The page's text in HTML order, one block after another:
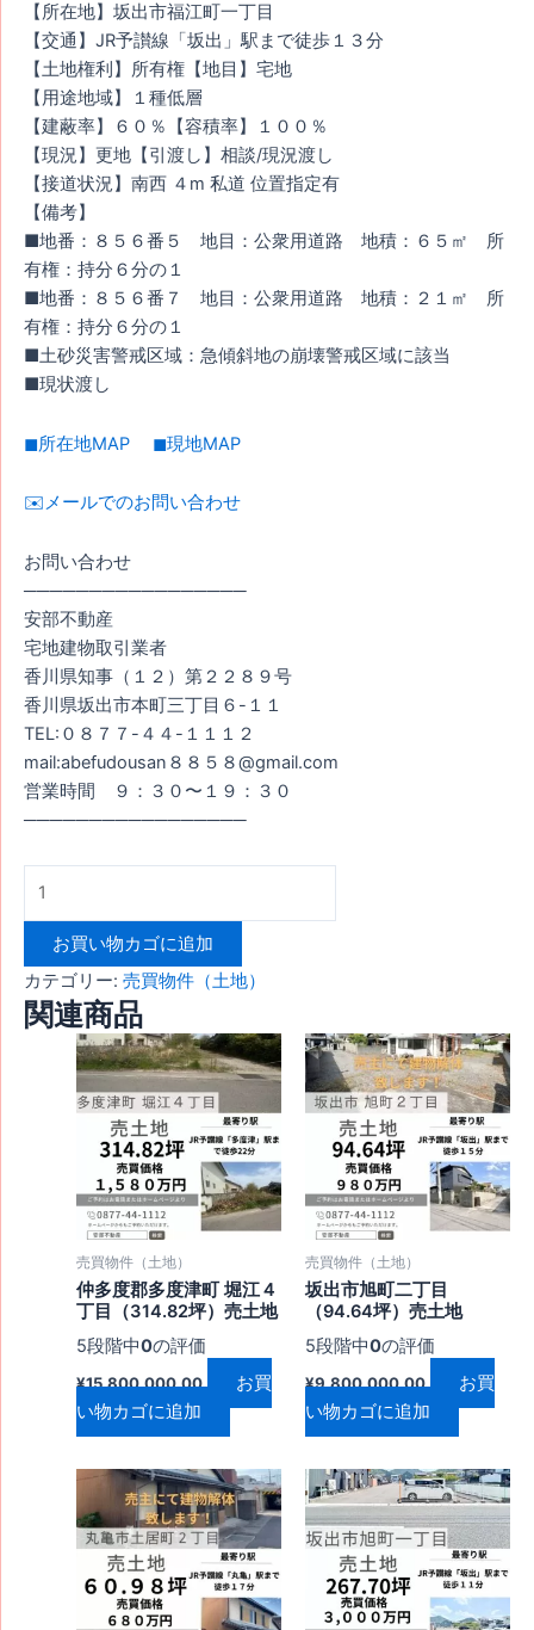
【所在地】坂出市福江町一丁目
【交通】JR予讃線「坂出」駅まで徒歩１３分
【土地権利】所有権【地目】宅地
【用途地域】１種低層
【建蔽率】６０％【容積率】１００％
【現況】更地【引渡し】相談/現況渡し
【接道状況】南西 ４m 私道 位置指定有
【備考】
■地番：８５６番５ 地目：公衆用道路 地積：６５㎡ 所
有権：持分６分の１
■地番：８５６番７ 地目：公衆用道路 地積：２１㎡ 所
有権：持分６分の１
■土砂災害警戒区域：急傾斜地の崩壊警戒区域に該当
■現状渡し
◼︎所在地MAP ◼︎現地MAP
✉️メールでのお問い合わせ
お問い合わせ
─────────────────
安部不動産
宅地建物取引業者
香川県知事（１２）第２２８９号
香川県坂出市本町三丁目６-１１
TEL:０８７７-４４-１１１２
mail:abefudousan８８５８@gmail.com
営業時間 ９：３０〜１９：３０
─────────────────
お買い物カゴに追加
カテゴリー: 売買物件（土地）
関連商品
売買物件（土地）
仲多度郡多度津町 堀江４
丁目（314.82坪）売土地
5段階中0の評価
¥15,800,000.00
お買
い物カゴに追加
売買物件（土地）
坂出市旭町二丁目
（94.64坪）売土地
5段階中0の評価
¥9,800,000.00
お買
い物カゴに追加